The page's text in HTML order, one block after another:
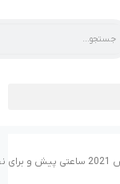
نمایشگاه چاینا پلاس 2021